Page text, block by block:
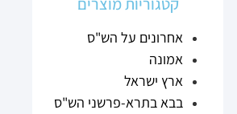
אחרונים על הש"ס
אמונה
ארץ ישראל
בבא בתרא-פרשני הש"ס